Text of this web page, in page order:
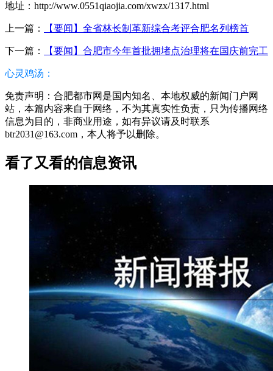
地址：http://www.0551qiaojia.com/xwzx/1317.html
上一篇： 【要闻】全省林长制革新综合考评合肥名列榜首
下一篇： 【要闻】合肥市今年首批拥堵点治理将在国庆前完工
心灵鸡汤：
免责声明：合肥都市网是国内知名、本地权威的新闻门户网
站，本篇内容来自于网络，不为其真实性负责，只为传播网络
信息为目的，非商业用途，如有异议请及时联系
btr2031@163.com，本人将予以删除。
看了又看的信息资讯